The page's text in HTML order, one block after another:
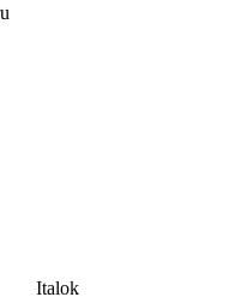
Italok